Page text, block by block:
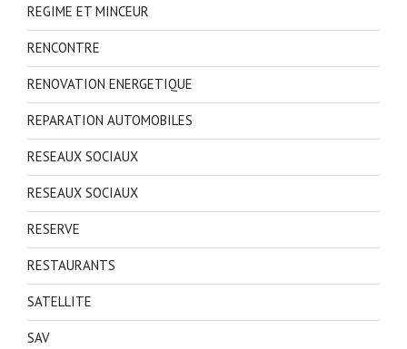
REGIME ET MINCEUR
RENCONTRE
RENOVATION ENERGETIQUE
REPARATION AUTOMOBILES
RESEAUX SOCIAUX
RESEAUX SOCIAUX
RESERVE
RESTAURANTS
SATELLITE
SAV